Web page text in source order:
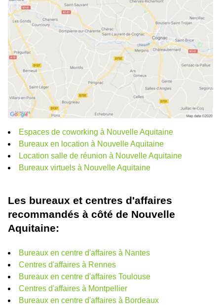
Espaces de coworking à Nouvelle Aquitaine
Bureaux en location à Nouvelle Aquitaine
Location salle de réunion à Nouvelle Aquitaine
Bureaux virtuels à Nouvelle Aquitaine
Les bureaux et centres d'affaires
recommandés à côté de Nouvelle
Aquitaine:
Bureaux en centre d'affaires à Nantes
Centres d'affaires à Rennes
Bureaux en centre d'affaires Toulouse
Centres d'affaires à Montpellier
Bureaux en centre d'affaires à Bordeaux